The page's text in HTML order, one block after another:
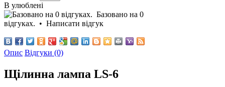
В улюблені
Базовано на 0
відгуках. • Написати відгук
Опис Відгуки (0)
Щілинна лампа LS-6